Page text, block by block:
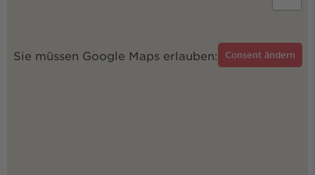
Sie müssen Google Maps erlauben: Consent ändern